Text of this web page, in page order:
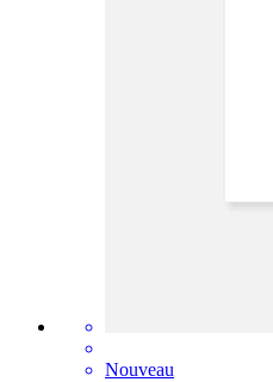
Nouveau